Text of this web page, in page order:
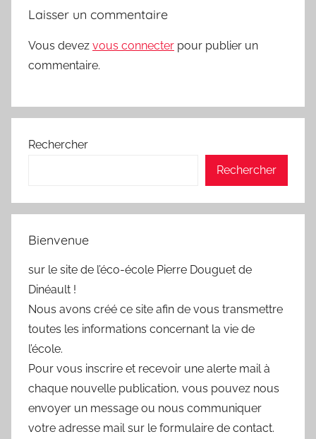
Laisser un commentaire
Vous devez vous connecter pour publier un
commentaire.
Rechercher
Rechercher
Bienvenue
sur le site de l’éco-école Pierre Douguet de
Dinéault !
Nous avons créé ce site afin de vous transmettre
toutes les informations concernant la vie de
l’école.
Pour vous inscrire et recevoir une alerte mail à
chaque nouvelle publication, vous pouvez nous
envoyer un message ou nous communiquer
votre adresse mail sur le formulaire de contact.